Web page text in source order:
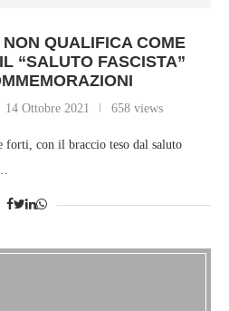
QUALIFICA COME
“SALUTO FASCISTA”
14 Ottobre 2021 658 views
forti, con il braccio teso dal saluto